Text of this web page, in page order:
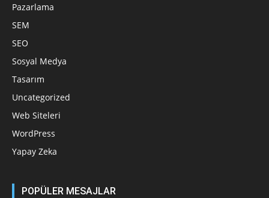
Pazarlama
SEM
SEO
Sosyal Medya
Tasarım
Uncategorized
Web Siteleri
WordPress
Yapay Zeka
POPÜLER MESAJLAR